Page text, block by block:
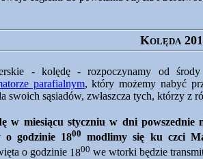
Kolęda
- kolędę - rozpoczynamy od
parafialnym, który możemy nabyć
swoich sąsiadów, zwłaszcza tych, którzy z
w miesiącu styczniu w dni powszednie
o godzinie 1800 modlimy się ku czci
o godzinie 1800 we wtorki będzie